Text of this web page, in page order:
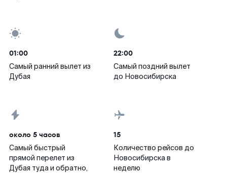
01:00
Самый ранний вылет из
Дубая
22:00
Самый поздний вылет
до Новосибирска
около 5 часов
Самый быстрый
прямой перелет из
Дубая туда и обратно,
15
Количество рейсов до
Новосибирска в
неделю